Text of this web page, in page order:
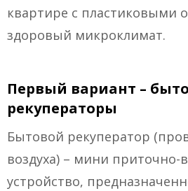
квартире с пластиковыми
здоровый микроклимат.
Первый вариант –
рекуператоры
Бытовой рекуператор
воздуха) – мини приточно-
устройство,